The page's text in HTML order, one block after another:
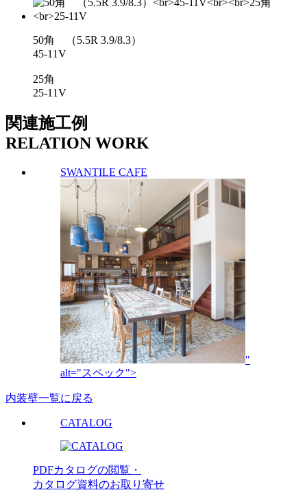
50角 （5.5R 3.9/8.3）
45-11V
25角
25-11V
関連施工例
RELATION WORK
SWANTILE CAFE
"
alt="スペック">
内装壁一覧に戻る
CATALOG
PDFカタログの閲覧・
カタログ資料のお取り寄せ